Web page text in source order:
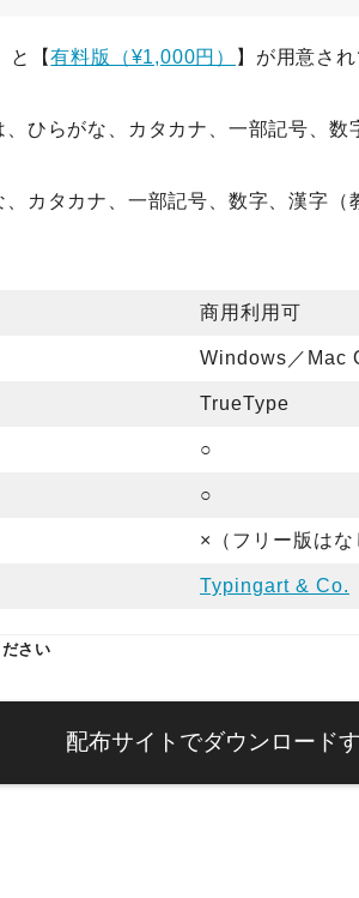
と【有料版（¥1,000円） 】が用意され
ひらがな、カタカナ、一部記号、数
、カタカナ、一部記号、数字、漢字
商用利用可
Windows／Mac
TrueType
○
○
×（フリー版はな
Typingart & Co.
さい
配布サイトでダウンロード